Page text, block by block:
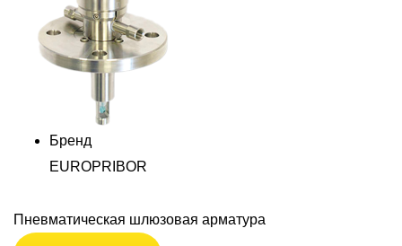
Бренд
EUROPRIBOR
Пневматическая шлюзовая арматура